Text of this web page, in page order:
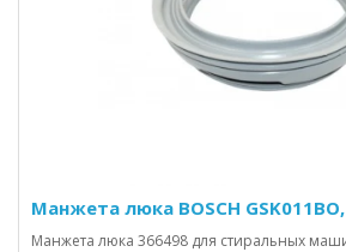
Манжета люка BOSCH
Манжета люка 366498 для стиральных